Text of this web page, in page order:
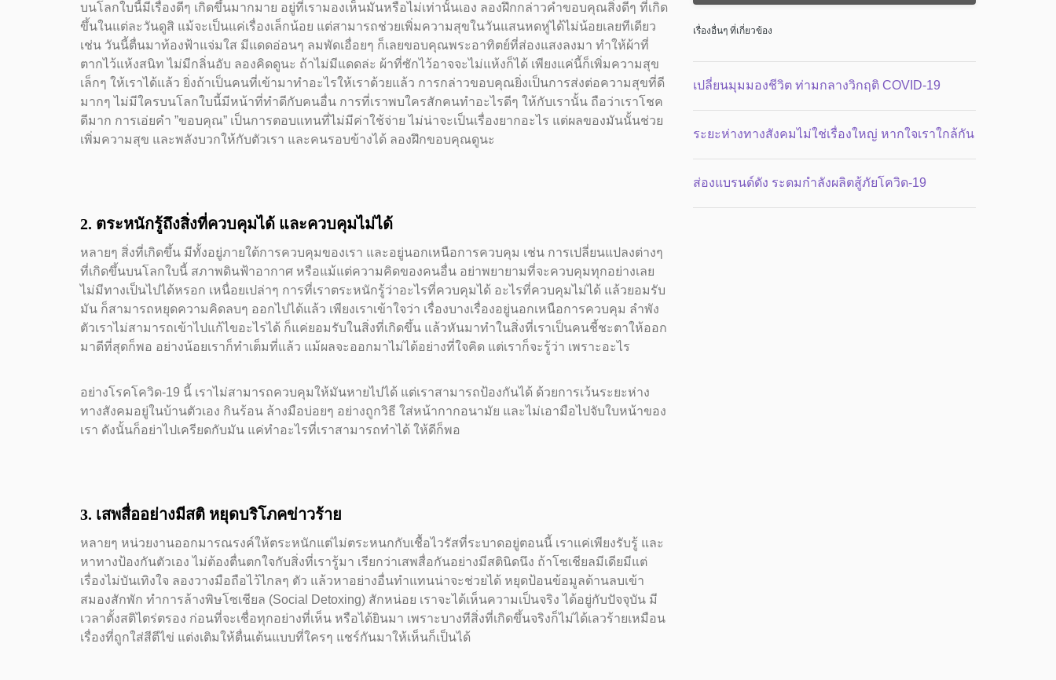
บนโลกใบนี้มีเรื่องดีๆ เกิดขึ้นมากมาย อยู่ที่เรามองเห็นมันหรือไม่เท่านั้นเอง ลองฝึกกล่าวคำขอบคุณสิ่งดีๆ ที่เกิด
ขึ้นในแต่ละวันดูสิ แม้จะเป็นแค่เรื่องเล็กน้อย แต่สามารถช่วยเพิ่มความสุขในวันแสนหดหู่ได้ไม่น้อยเลยทีเดียว
เช่น วันนี้ตื่นมาท้องฟ้าแจ่มใส มีแดดอ่อนๆ ลมพัดเอื่อยๆ ก็เลยขอบคุณพระอาทิตย์ที่ส่องแสงลงมา ทำให้ผ้าที่
ตากไว้แห้งสนิท ไม่มีกลิ่นอับ ลองคิดดูนะ ถ้าไม่มีแดดล่ะ ผ้าที่ซักไว้อาจจะไม่แห้งก็ได้ เพียงแค่นี้ก็เพิ่มความสุข
เล็กๆ ให้เราได้แล้ว ยิ่งถ้าเป็นคนที่เข้ามาทำอะไรให้เราด้วยแล้ว การกล่าวขอบคุณยิ่งเป็นการส่งต่อความสุขที่ดี
มากๆ ไม่มีใครบนโลกใบนี้มีหน้าที่ทำดีกับคนอื่น การที่เราพบใครสักคนทำอะไรดีๆ ให้กับเรานั้น ถือว่าเราโชค
ดีมาก การเอ่ยคำ ”ขอบคุณ” เป็นการตอบแทนที่ไม่มีค่าใช้จ่าย ไม่น่าจะเป็นเรื่องยากอะไร แต่ผลของมันนั้นช่วย
เพิ่มความสุข และพลังบวกให้กับตัวเรา และคนรอบข้างได้ ลองฝึกขอบคุณดูนะ
2. ตระหนักรู้ถึงสิ่งที่ควบคุมได้ และควบคุมไม่ได้
หลายๆ สิ่งที่เกิดขึ้น มีทั้งอยู่ภายใต้การควบคุมของเรา และอยู่นอกเหนือการควบคุม เช่น การเปลี่ยนแปลงต่างๆ
ที่เกิดขึ้นบนโลกใบนี้ สภาพดินฟ้าอากาศ หรือแม้แต่ความคิดของคนอื่น อย่าพยายามที่จะควบคุมทุกอย่างเลย
ไม่มีทางเป็นไปได้หรอก เหนื่อยเปล่าๆ การที่เราตระหนักรู้ว่าอะไรที่ควบคุมได้ อะไรที่ควบคุมไม่ได้ แล้วยอมรับ
มัน ก็สามารถหยุดความคิดลบๆ ออกไปได้แล้ว เพียงเราเข้าใจว่า เรื่องบางเรื่องอยู่นอกเหนือการควบคุม ลำพัง
ตัวเราไม่สามารถเข้าไปแก้ไขอะไรได้ ก็แค่ยอมรับในสิ่งที่เกิดขึ้น แล้วหันมาทำในสิ่งที่เราเป็นคนชี้ชะตาให้ออก
มาดีที่สุดก็พอ อย่างน้อยเราก็ทำเต็มที่แล้ว แม้ผลจะออกมาไม่ได้อย่างที่ใจคิด แต่เราก็จะรู้ว่า เพราะอะไร
อย่างโรคโควิด-19 นี้ เราไม่สามารถควบคุมให้มันหายไปได้ แต่เราสามารถป้องกันได้ ด้วยการเว้นระยะห่าง
ทางสังคมอยู่ในบ้านตัวเอง กินร้อน ล้างมือบ่อยๆ อย่างถูกวิธี ใส่หน้ากากอนามัย และไม่เอามือไปจับใบหน้าของ
เรา ดังนั้นก็อย่าไปเครียดกับมัน แค่ทำอะไรที่เราสามารถทำได้ ให้ดีก็พอ
3. เสพสื่ออย่างมีสติ หยุดบริโภคข่าวร้าย
หลายๆ หน่วยงานออกมารณรงค์ให้ตระหนักแต่ไม่ตระหนกกับเชื้อไวรัสที่ระบาดอยู่ตอนนี้ เราแค่เพียงรับรู้ และ
หาทางป้องกันตัวเอง ไม่ต้องตื่นตกใจกับสิ่งที่เรารู้มา เรียกว่าเสพสื่อกันอย่างมีสตินิดนึง ถ้าโซเชียลมีเดียมีแต่
เรื่องไม่บันเทิงใจ ลองวางมือถือไว้ไกลๆ ตัว แล้วหาอย่างอื่นทำแทนน่าจะช่วยได้ หยุดป้อนข้อมูลด้านลบเข้า
สมองสักพัก ทำการล้างพิษโซเชียล (Social Detoxing) สักหน่อย เราจะได้เห็นความเป็นจริง ได้อยู่กับปัจจุบัน มี
เวลาตั้งสติไตร่ตรอง ก่อนที่จะเชื่อทุกอย่างที่เห็น หรือได้ยินมา เพราะบางทีสิ่งที่เกิดขึ้นจริงก็ไม่ได้เลวร้ายเหมือน
เรื่องที่ถูกใส่สีตีไข่ แต่งเติมให้ตื่นเต้นแบบที่ใครๆ แชร์กันมาให้เห็นก็เป็นได้
เรื่องอื่นๆ ที่เกี่ยวข้อง
เปลี่ยนมุมมองชีวิต ท่ามกลางวิกฤติ COVID-19
ระยะห่างทางสังคมไม่ใช่เรื่องใหญ่ หากใจเราใกล้กัน
ส่องแบรนด์ดัง ระดมกำลังผลิตสู้ภัยโควิด-19